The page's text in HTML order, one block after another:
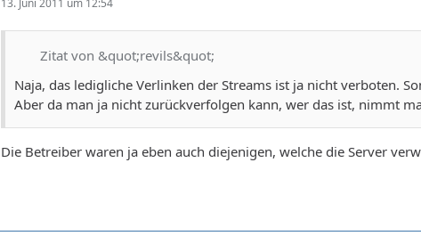
13. Juni 2011 um 12:54
Zitat von &quot;revils&quot;
Naja, das ledigliche Verlinken der Streams ist ja nicht verboten.
Aber da man ja nicht zurückverfolgen kann, wer das ist, nimmt
Die Betreiber waren ja eben auch diejenigen, welche die Server